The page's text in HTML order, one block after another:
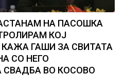
НА ПАСОШКА
КОЈ
ГАШИ ЗА СВИТАТА
СО НЕГО
СВАДБА ВО КОСОВО